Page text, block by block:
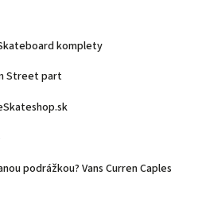
komplety
Street part
podrážkou? Vans Curren Caples